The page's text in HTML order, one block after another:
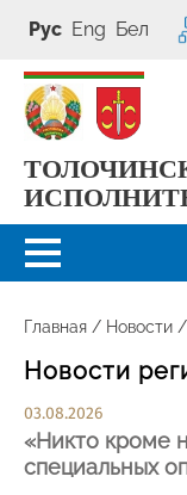
Рус Eng Бел
Главная / Новости /
Новости
03.08.2026
«Никто кроме
специальных